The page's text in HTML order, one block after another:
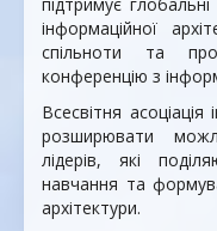
інформаційної
спільноти та
конференцію з
Всесвітня асоціація
розширювати
лідерів, які
навчання та
архітектури.